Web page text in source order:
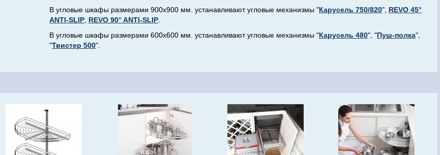
В угловые шкафы размерами 900х900 мм. устанавливают угловые механизмы "Карусель 750/820", REVO 45°
ANTI-SLIP REVO 90° ANTI-SLIP
В угловые шкафы размерами 600х600 мм. устанавливают угловые механизмы "Карусель 480", "Пуш-полка",
"Твистер 500".